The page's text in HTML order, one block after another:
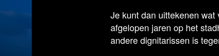
Je kunt dan uittekenen
afgelopen jaren op het
andere dignitarissen is